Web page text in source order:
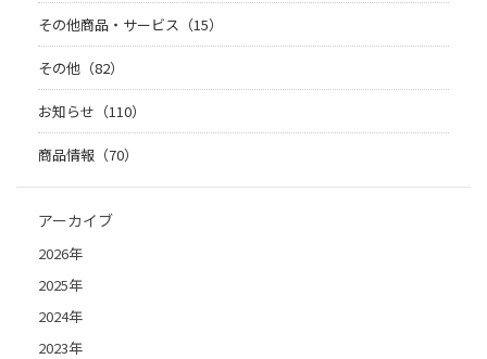
その他商品・サービス（15）
その他（82）
お知らせ（110）
商品情報（70）
アーカイブ
2026年
2025年
2024年
2023年